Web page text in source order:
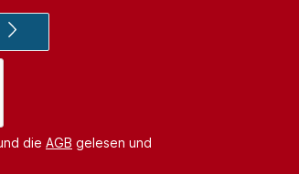
die AGB gelesen und